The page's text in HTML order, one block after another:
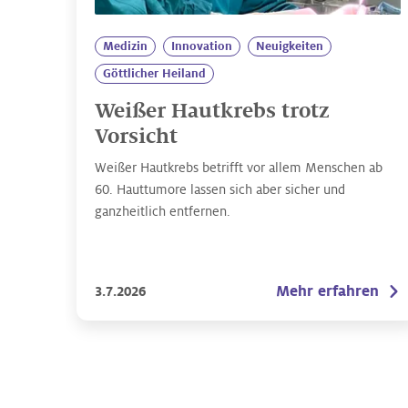
Medizin Innovation Neuigkeiten
Göttlicher Heiland
Weißer Hautkrebs trotz
Vorsicht
Weißer Hautkrebs betrifft vor allem Menschen ab
60. Hauttumore lassen sich aber sicher und
ganzheitlich entfernen.
3.7.2026 Mehr erfahren